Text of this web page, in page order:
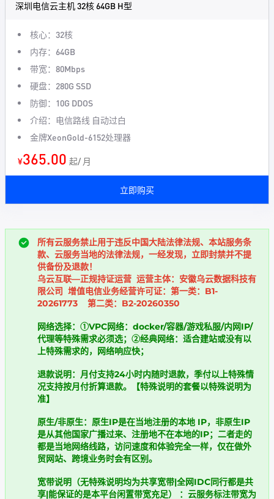
深圳电信云主机 32核 64GB H型
核心：32核
内存：64GB
带宽：80Mbps
硬盘：280G SSD
防御：10G DDOS
介绍：电信路线 自动过白
金牌XeonGold-6152处理器
¥365.00 起/ 月
立即购买
所有云服务禁止用于违反中国大陆法律法规、本站服务条
款、云服务当地的法律法规，一经发现，立即封禁并不提
供备份及退款！
乌云互联—正规持证运营 运营主体：安徽乌云数据科技有
限公司 增值电信业务经营许可证：第一类：B1-
20261773 第二类：B2-20260350
网络选择：①VPC网络：docker/容器/游戏私服/内网IP/
代理等特殊需求必须选；②经典网络：适合建站或没有以
上特殊需求的，网络响应快；
退款说明：月付支持24小时内随时退款，季付以上特殊情
况支持按月付折算退款。【特殊说明的套餐以特殊说明为
准】
原生/非原生：原生IP是在当地注册的本地 IP，非原生IP
是从其他国家广播过来、注册地不在本地的IP；二者走的
都是当地网络线路，访问速度和体验完全一样，仅在做外
贸网站、跨境业务时会有区别。
宽带说明（无特殊说明均为共享宽带|全网IDC同行都是共
享|能保证的是本平台闲置带宽充足） ​：云服务标注带宽为